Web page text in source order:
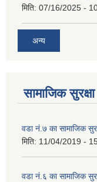
मिति: 07/16/2025 -
अन्य
सामाजिक सुरक्षा
वडा नं.७ का सामाजिक
मिति: 11/04/2019 -
वडा नं.६ का सामाजिक